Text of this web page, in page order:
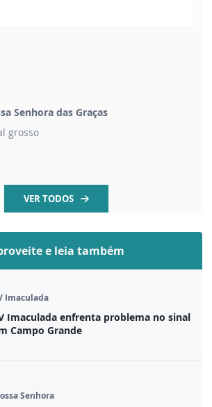
Senhora das Graças
grosso
VER TODOS
e leia também
Imaculada
Imaculada enfrenta problema no sinal
Campo Grande
Senhora